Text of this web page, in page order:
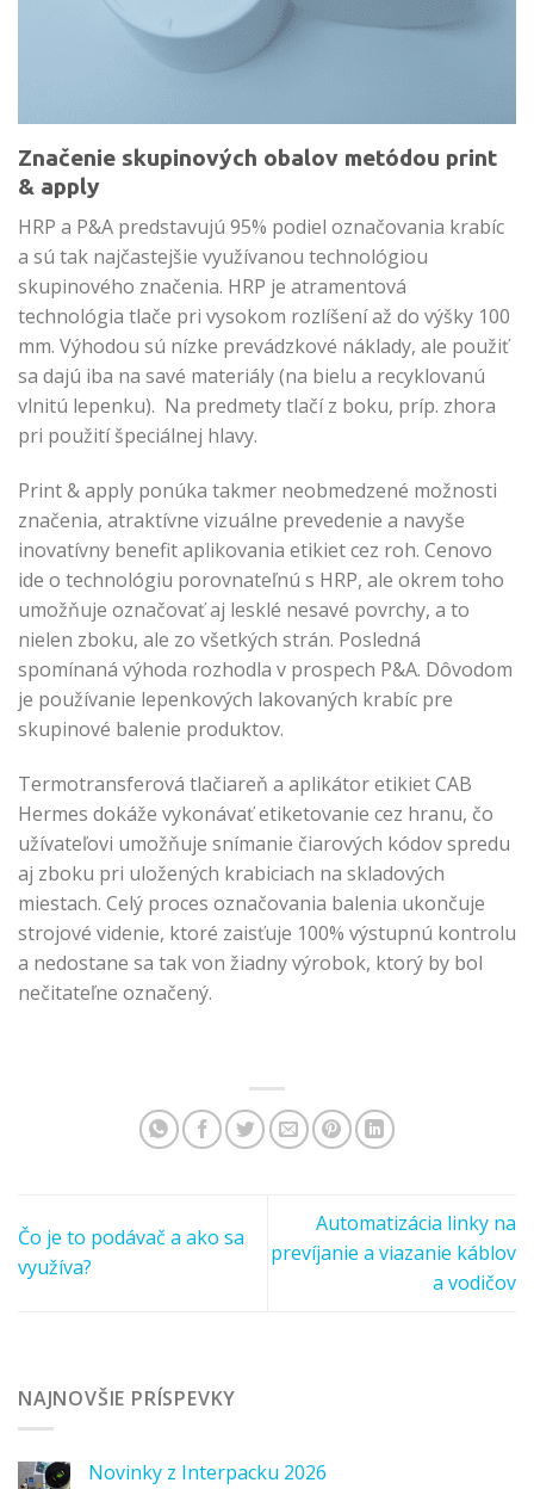
Značenie skupinových obalov metódou print
& apply
HRP a P&A predstavujú 95% podiel označovania krabíc
a sú tak najčastejšie využívanou technológiou
skupinového značenia. HRP je atramentová
technológia tlače pri vysokom rozlíšení až do výšky 100
mm. Výhodou sú nízke prevádzkové náklady, ale použiť
sa dajú iba na savé materiály (na bielu a recyklovanú
vlnitú lepenku). Na predmety tlačí z boku, príp. zhora
pri použití špeciálnej hlavy.
Print & apply ponúka takmer neobmedzené možnosti
značenia, atraktívne vizuálne prevedenie a navyše
inovatívny benefit aplikovania etikiet cez roh. Cenovo
ide o technológiu porovnateľnú s HRP, ale okrem toho
umožňuje označovať aj lesklé nesavé povrchy, a to
nielen zboku, ale zo všetkých strán. Posledná
spomínaná výhoda rozhodla v prospech P&A. Dôvodom
je používanie lepenkových lakovaných krabíc pre
skupinové balenie produktov.
Termotransferová tlačiareň a aplikátor etikiet CAB
Hermes dokáže vykonávať etiketovanie cez hranu, čo
užívateľovi umožňuje snímanie čiarových kódov spredu
aj zboku pri uložených krabiciach na skladových
miestach. Celý proces označovania balenia ukončuje
strojové videnie, ktoré zaisťuje 100% výstupnú kontrolu
a nedostane sa tak von žiadny výrobok, ktorý by bol
nečitateľne označený.
Čo je to podávač a ako sa
využíva?
Automatizácia linky na
prevíjanie a viazanie káblov
a vodičov
NAJNOVŠIE PRÍSPEVKY
Novinky z Interpacku 2026